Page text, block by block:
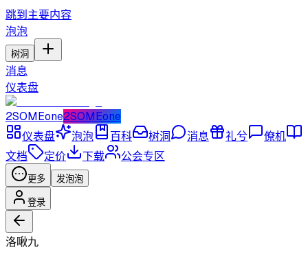
跳到主要内容
泡泡
树洞
消息
仪表盘
2SOMEone2SOMEone
仪表盘
泡泡 百科 树洞 消息 礼兮
僚机
文档
定价 下载 公会专区
更多 发泡泡
登录
洛啾九